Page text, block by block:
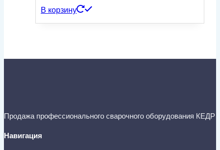
В корзину
Продажа профессионального сварочного оборудования КЕДР
Навигация